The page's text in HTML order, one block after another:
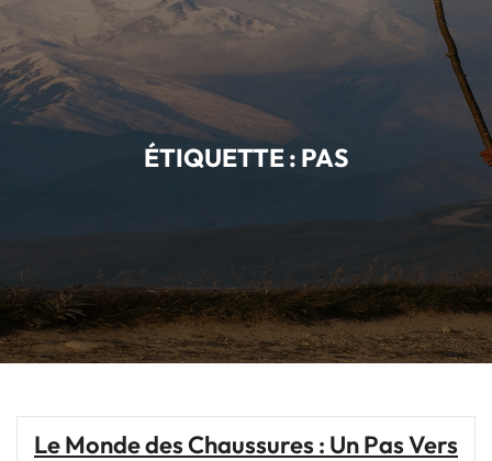
ÉTIQUETTE : PAS
Le Monde des Chaussures : Un Pas Vers